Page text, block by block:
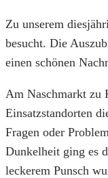
Zu unserem
besucht. Die
einen schönen
Am Naschmarkt zu
Einsatzstandorten
Fragen oder
Dunkelheit ging es
leckerem Punsch